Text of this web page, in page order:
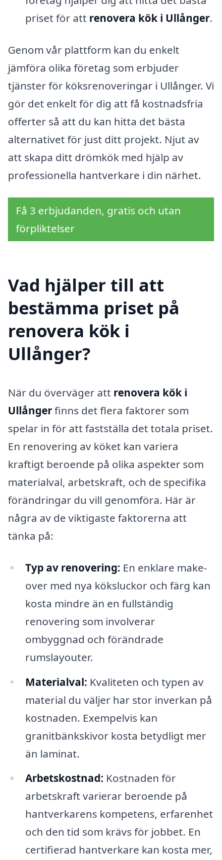
priset för att renovera kök i Ullånger.
Genom vår plattform kan du enkelt
jämföra olika företag som erbjuder
tjänster för köksrenoveringar i Ullånger. Vi
gör det enkelt för dig att få kostnadsfria
offerter så att du kan hitta det bästa
alternativet för just ditt projekt. Njut av
att skapa ditt drömkök med hjälp av
professionella hantverkare i din närhet.
Få 3 erbjudanden, gratis och utan
förpliktelser
Vad hjälper till att
bestämma priset på
renovera kök i
Ullånger?
När du överväger att renovera kök i
Ullångerfinns det flera faktorer som
spelar in för att fastställa det totala priset.
En renovering av köket kan variera
kraftigt beroende på olika aspekter som
materialval, arbetskraft, och de specifika
förändringar du vill genomföra. Här är
några av de viktigaste faktorerna att
tänka på:
Typ av renovering: En enklare make-
over med nya köksluckor och färg kan
kosta mindre än en fullständig
renovering som involverar
ombyggnad och förändrade
rumslayouter.
Materialval: Kvaliteten och typen av
material du väljer har stor inverkan på
kostnaden. Exempelvis kan
granitbänkskivor kosta betydligt mer
än laminat.
Arbetskostnad: Kostnaden för
arbetskraft varierar beroende på
hantverkarens kompetens, erfarenhet
och den tid som krävs för jobbet. En
certifierad hantverkare kan kosta mer,